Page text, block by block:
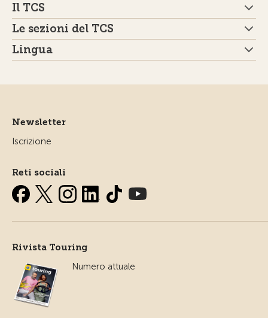
Il TCS
Le sezioni del TCS
Lingua
Newsletter
Iscrizione
Reti sociali
Rivista Touring
Numero attuale